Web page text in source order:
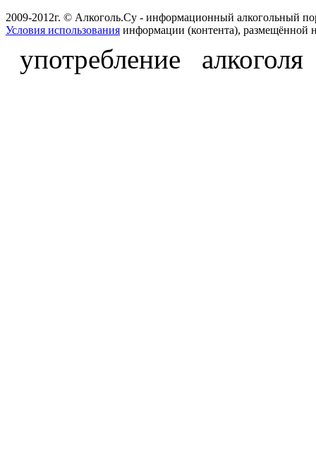
2009-2012г. © Алкоголь.Су - информационный алкогольный
Условия использования информации (контента), размещённой
употребление